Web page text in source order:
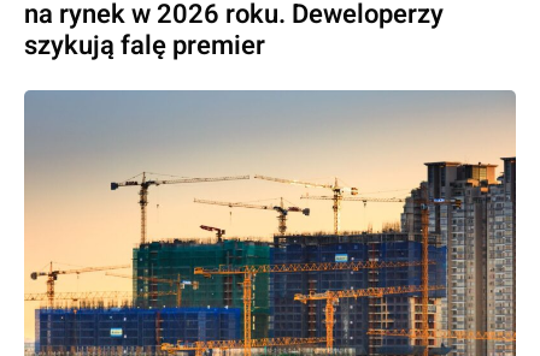
na rynek w 2026 roku. Deweloperzy
szykują falę premier